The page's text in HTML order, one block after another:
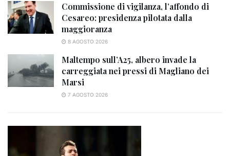
Commissione di vigilanza, l’affondo di
Cesareo: presidenza pilotata dalla
maggioranza
8 AGOSTO 2026
Maltempo sull’A25, albero invade la
carreggiata nei pressi di Magliano dei
Marsi
7 AGOSTO 2026